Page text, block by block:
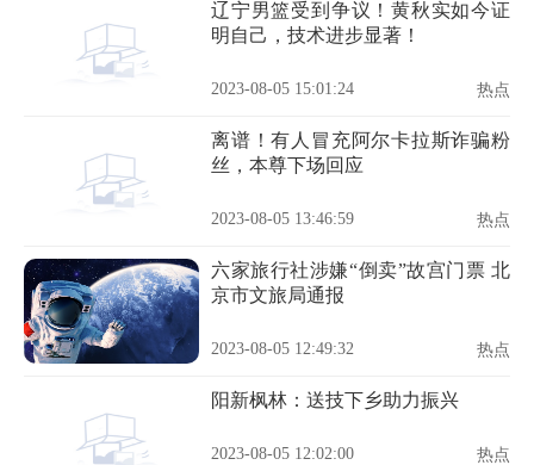
辽宁男篮受到争议！黄秋实如今证
明自己，技术进步显著！
2023-08-05 15:01:24 热点
离谱！有人冒充阿尔卡拉斯诈骗粉
丝，本尊下场回应
2023-08-05 13:46:59 热点
六家旅行社涉嫌“倒卖”故宫门票 北
京市文旅局通报
2023-08-05 12:49:32 热点
阳新枫林：送技下乡助力振兴
2023-08-05 12:02:00 热点